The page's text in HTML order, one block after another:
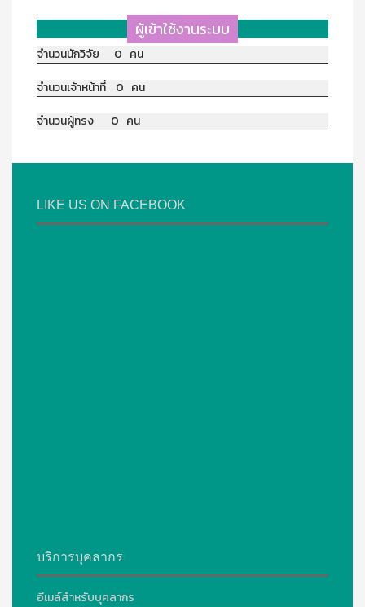
ผู้เข้าใช้งานระบบ
จำนวนนักวิจัย 0 คน
จำนวนเจ้าหน้าที่ 0 คน
จำนวนผู้ทรง 0 คน
LIKE US ON FACEBOOK
บริการบุคลากร
อีเมล์สำหรับบุคลากร